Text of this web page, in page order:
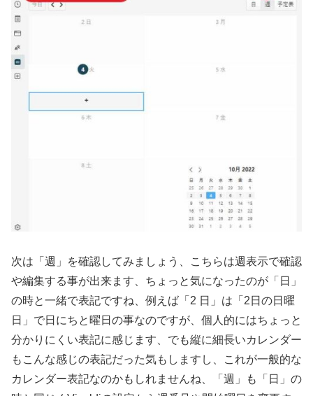
次は「週」を確認してみましょう、こちらは週表示で確認
や編集する事が出来ます、ちょっと気になったのが「日」
の時と一緒で表記ですね、例えば「2 日」は「2日の日曜
日」で日にちと曜日の事なのですが、個人的にはちょっと
分かりにくい表記に感じます、でも縦に細長いカレンダー
もこんな感じの表記だった気もしますし、これが一般的な
カレンダー表記なのかもしれませんね、「週」も「日」の